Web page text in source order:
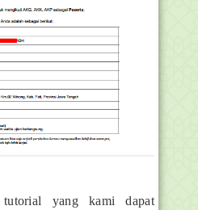
yang kami dapat